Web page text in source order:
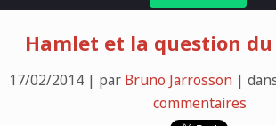
Hamlet et la question
17/02/2014 | par Bruno Jarrosson |
commentaires